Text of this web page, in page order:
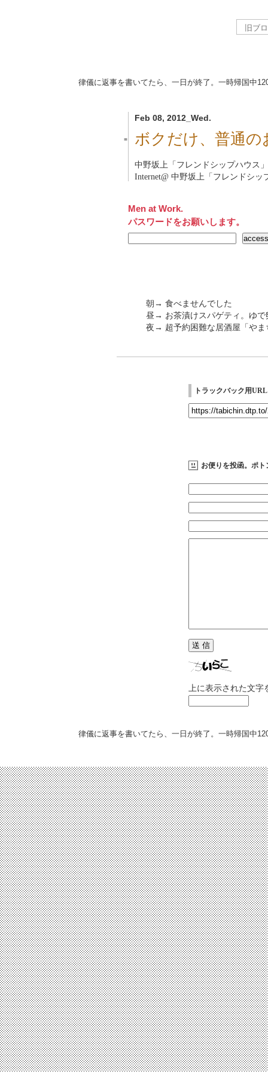
律儀に返事を書いてたら、一日が終了。一時帰国中
Feb 08, 2012_Wed.
■ ボクだけ、普通の
中野坂上「フレンドシップハウス」
Internet@ 中野坂上「フレンドシッ
Men at Work.
パスワードをお願いします。
朝→ 食べませんでした
昼→ お茶漬けスパゲティ。ゆで
夜→ 超予約困難な居酒屋「やま
トラックバック用URL
お便りを投函。ポト
上に表示された文
律儀に返事を書いてたら、一日が終了。一時帰国中